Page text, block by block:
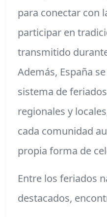
para conectar con
participar en
transmitido
Además, España
sistema de
regionales y
cada comunidad
propia forma de
Entre los feriados
destacados,